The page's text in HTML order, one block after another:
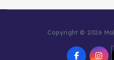
Copyright © 2026